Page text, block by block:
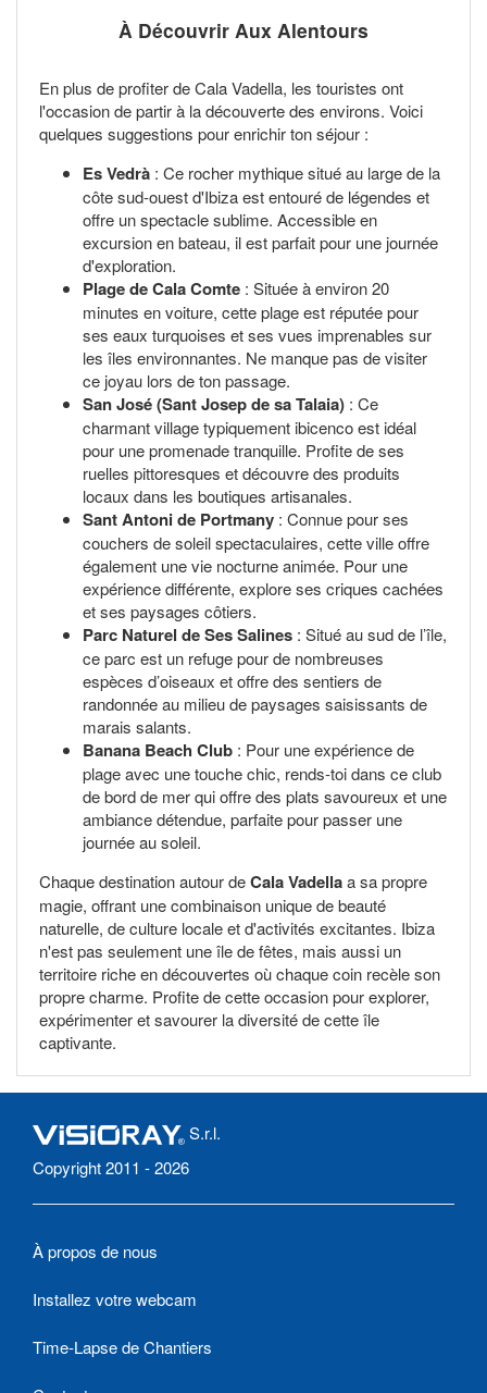
À Découvrir Aux Alentours
En plus de profiter de Cala Vadella, les touristes ont
l'occasion de partir à la découverte des environs. Voici
quelques suggestions pour enrichir ton séjour :
Es Vedrà : Ce rocher mythique situé au large de la
côte sud-ouest d'Ibiza est entouré de légendes et
offre un spectacle sublime. Accessible en
excursion en bateau, il est parfait pour une journée
d'exploration.
Plage de Cala Comte : Située à environ 20
minutes en voiture, cette plage est réputée pour
ses eaux turquoises et ses vues imprenables sur
les îles environnantes. Ne manque pas de visiter
ce joyau lors de ton passage.
San José (Sant Josep de sa Talaia) : Ce
charmant village typiquement ibicenco est idéal
pour une promenade tranquille. Profite de ses
ruelles pittoresques et découvre des produits
locaux dans les boutiques artisanales.
Sant Antoni de Portmany : Connue pour ses
couchers de soleil spectaculaires, cette ville offre
également une vie nocturne animée. Pour une
expérience différente, explore ses criques cachées
et ses paysages côtiers.
Parc Naturel de Ses Salines : Situé au sud de l’île,
ce parc est un refuge pour de nombreuses
espèces d’oiseaux et offre des sentiers de
randonnée au milieu de paysages saisissants de
marais salants.
Banana Beach Club : Pour une expérience de
plage avec une touche chic, rends-toi dans ce club
de bord de mer qui offre des plats savoureux et une
ambiance détendue, parfaite pour passer une
journée au soleil.
Chaque destination autour deCala Vadellaa sa propre
magie, offrant une combinaison unique de beauté
naturelle, de culture locale et d'activités excitantes. Ibiza
n'est pas seulement une île de fêtes, mais aussi un
territoire riche en découvertes où chaque coin recèle son
propre charme. Profite de cette occasion pour explorer,
expérimenter et savourer la diversité de cette île
captivante.
S.r.l.
Copyright 2011 - 2026
À propos de nous
Installez votre webcam
Time-Lapse de Chantiers